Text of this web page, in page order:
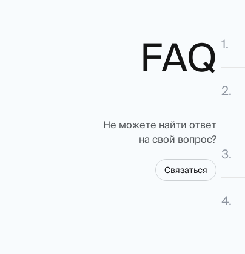
FAQ
Не можете найти ответ
на свой вопрос?
Связаться